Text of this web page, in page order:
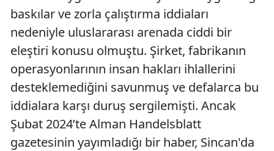
baskılar ve zorla çalıştırma iddiaları
nedeniyle uluslararası arenada ciddi bir
eleştiri konusu olmuştu. Şirket, fabrikanın
operasyonlarının insan hakları ihlallerini
desteklemediğini savunmuş ve defalarca bu
iddialara karşı duruş sergilemişti. Ancak
Şubat 2024’te Alman Handelsblatt
gazetesinin yayımladığı bir haber, Sincan'da